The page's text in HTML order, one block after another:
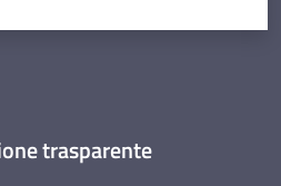
trasparente